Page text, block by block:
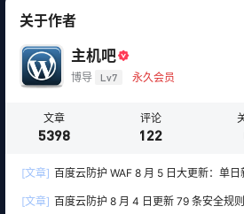
关于作者
主机吧
博导 Lv7 永久会员
文章
5398
评论
122
[文章] 百度云防护 WAF 8 月 5 日大更新：单
[文章] 百度云防护 8 月 4 日更新 79 条安全规